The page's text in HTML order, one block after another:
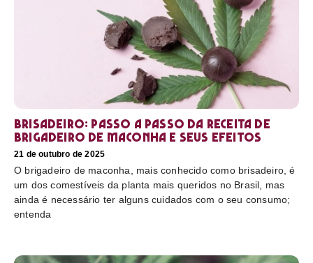
Brisadeiro: passo a passo da receita de
brigadeiro de maconha e seus efeitos
21 de outubro de 2025
O brigadeiro de maconha, mais conhecido como brisadeiro, é
um dos comestíveis da planta mais queridos no Brasil, mas
ainda é necessário ter alguns cuidados com o seu consumo;
entenda